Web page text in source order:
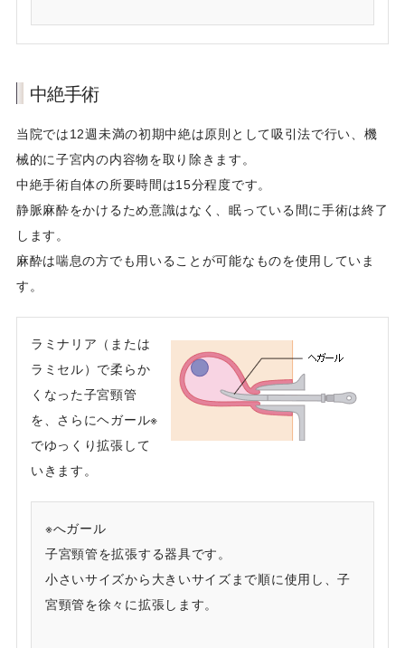
中絶手術
当院では12週未満の初期中絶は原則として吸引法で行い、機
械的に子宮内の内容物を取り除きます。
中絶手術自体の所要時間は15分程度です。
静脈麻酔をかけるため意識はなく、眠っている間に手術は終了
します。
麻酔は喘息の方でも用いることが可能なものを使用していま
す。
ラミナリア（または
ラミセル）で柔らか
くなった子宮頸管
を、さらにヘガール※
でゆっくり拡張して
いきます。
※へガール
子宮頸管を拡張する器具です。
小さいサイズから大きいサイズまで順に使用し、子
宮頸管を徐々に拡張します。